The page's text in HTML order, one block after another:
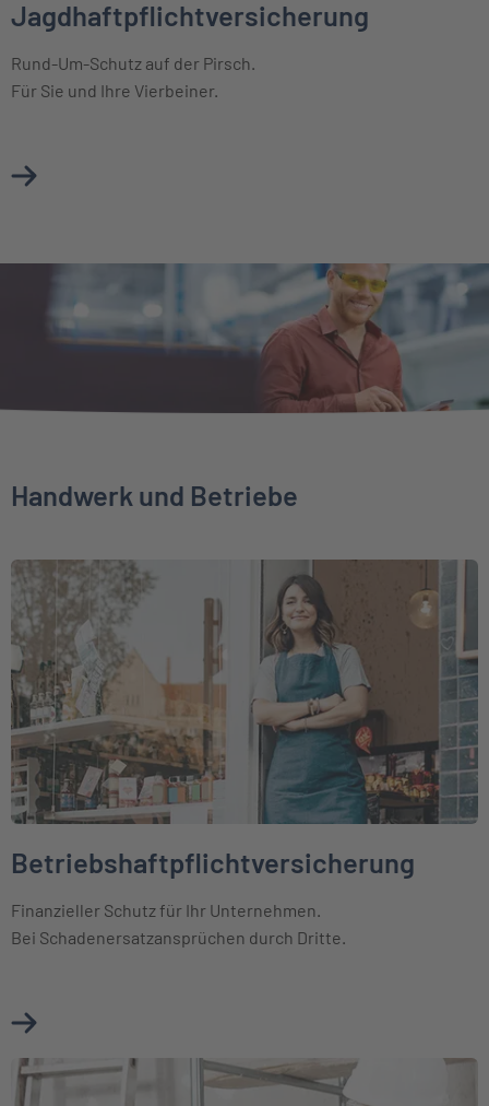
Jagdhaftpflichtversicherung
Rund-Um-Schutz auf der Pirsch.
Für Sie und Ihre Vierbeiner.
Mehr über Jagdhaftpflichtversicherung erfahren
Handwerk und Betriebe
Weiter zu Betriebshaftpflichtversicherung
Betriebshaftpflichtversicherung
Finanzieller Schutz für Ihr Unternehmen.
Bei Schadenersatzansprüchen durch Dritte.
Mehr über Betriebshaftpflichtversicherung erfahren
Weiter zu Betriebshaftpflichtversicherung Baugewerbe